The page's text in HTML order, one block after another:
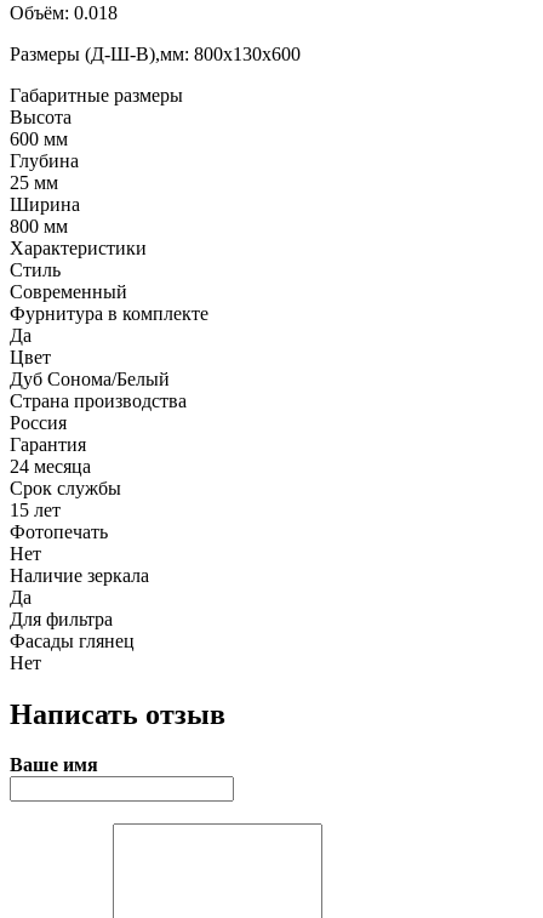
Объём: 0.018
Размеры (Д-Ш-В),мм: 800x130x600
Габаритные размеры
Высота
600 мм
Глубина
25 мм
Ширина
800 мм
Характеристики
Стиль
Современный
Фурнитура в комплекте
Да
Цвет
Дуб Сонома/Белый
Страна производства
Россия
Гарантия
24 месяца
Срок службы
15 лет
Фотопечать
Нет
Наличие зеркала
Да
Для фильтра
Фасады глянец
Нет
Написать отзыв
Ваше имя